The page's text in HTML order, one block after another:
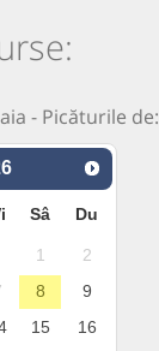
- Picăturile de:
Sâ Du
1
2
8
9
15
16